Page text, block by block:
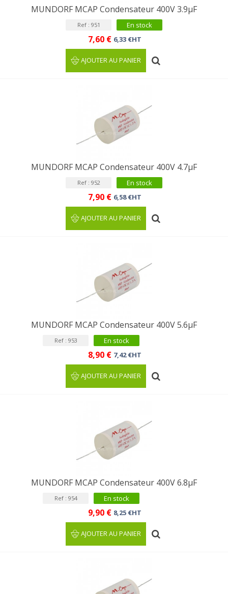
MUNDORF MCAP Condensateur 400V 3.9µF
Ref : 951 En stock
7,60 € 6,33 €HT
AJOUTER AU PANIER
MUNDORF MCAP Condensateur 400V 4.7µF
Ref : 952 En stock
7,90 € 6,58 €HT
AJOUTER AU PANIER
MUNDORF MCAP Condensateur 400V 5.6µF
Ref : 953 En stock
8,90 € 7,42 €HT
AJOUTER AU PANIER
MUNDORF MCAP Condensateur 400V 6.8µF
Ref : 954 En stock
9,90 € 8,25 €HT
AJOUTER AU PANIER